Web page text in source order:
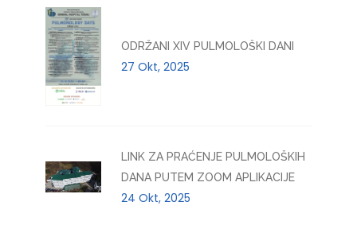
ODRŽANI XIV PULMOLOŠKI DANI
27 Okt, 2025
LINK ZA PRAĆENJE PULMOLOŠKIH
DANA PUTEM ZOOM APLIKACIJE
24 Okt, 2025